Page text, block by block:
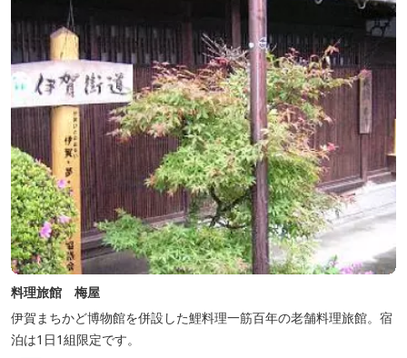
料理旅館 梅屋
伊賀まちかど博物館を併設した鯉料理一筋百年の老舗料理旅館。宿
泊は1日1組限定です。